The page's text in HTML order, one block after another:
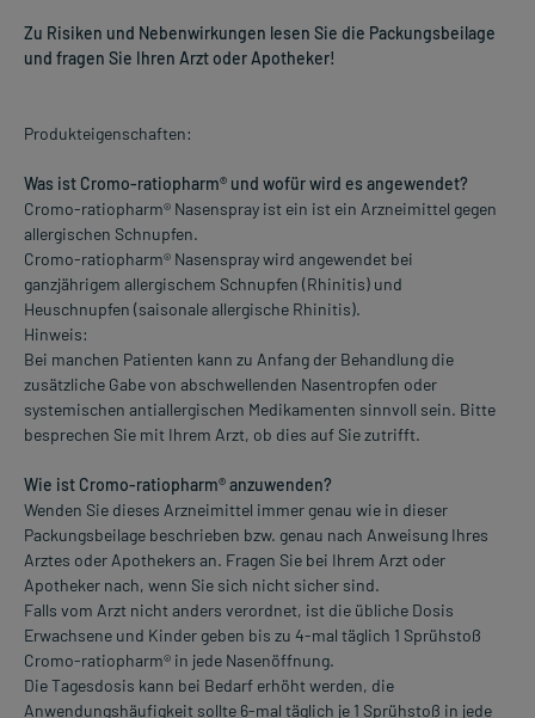
Zu Risiken und Nebenwirkungen lesen Sie die Packungsbeilage
und fragen Sie Ihren Arzt oder Apotheker!
Produkteigenschaften:
Was ist Cromo-ratiopharm® und wofür wird es angewendet?
Cromo-ratiopharm® Nasenspray ist ein ist ein Arzneimittel gegen
allergischen Schnupfen.
Cromo-ratiopharm® Nasenspray wird angewendet bei
ganzjährigem allergischem Schnupfen (Rhinitis) und
Heuschnupfen (saisonale allergische Rhinitis).
Hinweis:
Bei manchen Patienten kann zu Anfang der Behandlung die
zusätzliche Gabe von abschwellenden Nasentropfen oder
systemischen antiallergischen Medikamenten sinnvoll sein. Bitte
besprechen Sie mit Ihrem Arzt, ob dies auf Sie zutrifft.
Wie ist Cromo-ratiopharm® anzuwenden?
Wenden Sie dieses Arzneimittel immer genau wie in dieser
Packungsbeilage beschrieben bzw. genau nach Anweisung Ihres
Arztes oder Apothekers an. Fragen Sie bei Ihrem Arzt oder
Apotheker nach, wenn Sie sich nicht sicher sind.
Falls vom Arzt nicht anders verordnet, ist die übliche Dosis
Erwachsene und Kinder geben bis zu 4-mal täglich 1 Sprühstoß
Cromo-ratiopharm® in jede Nasenöffnung.
Die Tagesdosis kann bei Bedarf erhöht werden, die
Anwendungshäufigkeit sollte 6-mal täglich je 1 Sprühstoß in jede